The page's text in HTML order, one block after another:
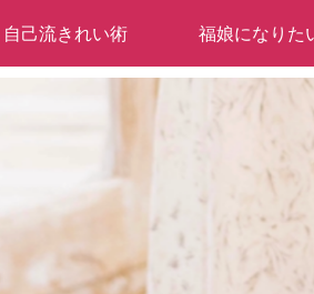
自己流きれい術 福娘になりた